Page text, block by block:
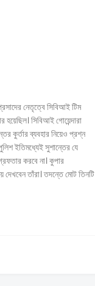
নেতৃত্বে সিবিআই টিম
সিবিআই গোয়েন্দারা
কুর্তার ব্যবহার নিয়েও প্রশ্ন
ইতিমধ্যেই সুশান্তের যে
করবে না। কুপার
দেখবেন তাঁরা। তদন্তে মোট তিনটি